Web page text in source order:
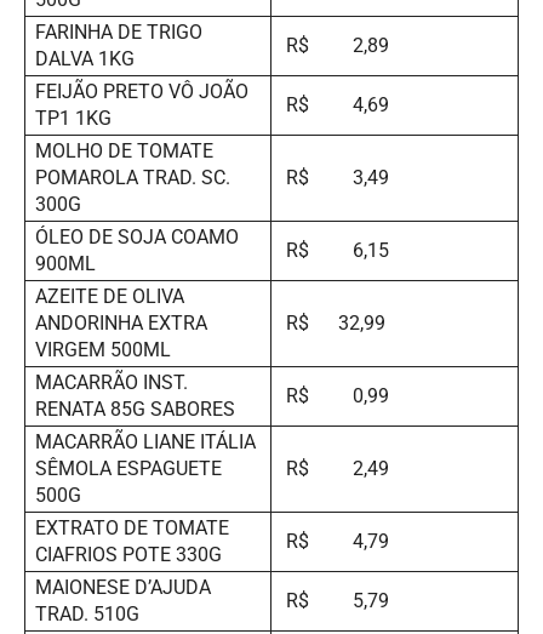
FARINHA DE TRIGO
DALVA 1KG
R$ 2,89
FEIJÃO PRETO VÔ JOÃO
TP1 1KG
R$ 4,69
MOLHO DE TOMATE
POMAROLA TRAD. SC.
300G
R$ 3,49
ÓLEO DE SOJA COAMO
900ML
R$ 6,15
AZEITE DE OLIVA
ANDORINHA EXTRA
VIRGEM 500ML
R$ 32,99
MACARRÃO INST.
RENATA 85G SABORES
R$ 0,99
MACARRÃO LIANE ITÁLIA
SÊMOLA ESPAGUETE
500G
R$ 2,49
EXTRATO DE TOMATE
CIAFRIOS POTE 330G
R$ 4,79
MAIONESE D’AJUDA
TRAD. 510G
R$ 5,79